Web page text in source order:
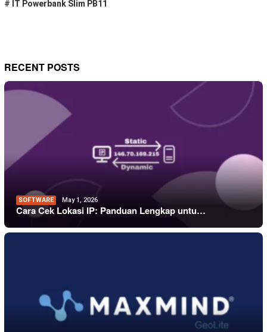
# IT Powerbank Slim PB11
RECENT POSTS
SOFTWARE May 1, 2026
Cara Cek Lokasi IP: Panduan Lengkap untu…